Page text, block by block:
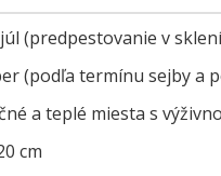
(predpestovanie v
(podľa termínu sejby a
a teplé miesta s
cm